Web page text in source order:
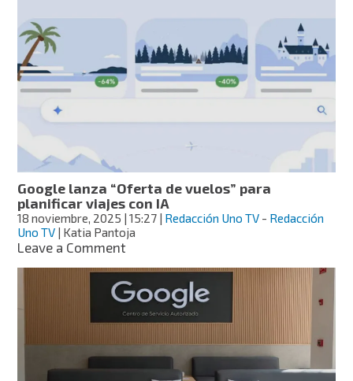
regresa
al
ring:
fecha,
es
favorito
según
la
IA
Google lanza “Oferta de vuelos” para
planificar viajes con IA
18 noviembre, 2025 | 15:27 | Redacción Uno TV - Redacción
Uno TV | Katia Pantoja
Leave a Commenton
lanza
“Oferta
de
vuelos”
para
planificar
viajes